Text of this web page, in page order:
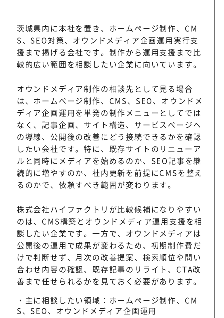
茨城県内に本社を置き、ホームページ制作、CM
S、SEO対策、オウンドメディア企画運用実行支
援まで掲げる会社です。制作から運用支援まで比
較的広い範囲を相談したい企業に向いています。
オウンドメディア制作の相談先として見る場合
は、ホームページ制作、CMS、SEO、オウンドメ
ディア企画運用を単発の制作メニューとしてでは
なく、記事企画、サイト構造、サービスページへ
の導線、公開後の改善にどう接続できるかを確認
したい会社です。特に、既存サイトのリニューア
ルと同時にメディアを始めるのか、SEO記事を継
続的に増やすのか、社内更新を前提にCMSを整え
るのかで、依頼すべき範囲が変わります。
株式会社ハイファクトリが比較候補になりやすい
のは、CMS構築とオウンドメディア運用支援を相
談したい企業です。一方で、オウンドメディアは
公開後の運用で成果が変わるため、初期制作費だ
けで判断せず、月次の改善提案、検索順位や問い
合わせ内容の確認、既存記事のリライト、CTA改
善まで任せられるかを見ておく必要があります。
主に相談したい領域：ホームページ制作、CM
S、SEO、オウンドメディア企画運用